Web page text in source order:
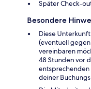
Später Check-
Besondere
Diese
(eventuell
vereinbaren
48 Stunden vor
deiner